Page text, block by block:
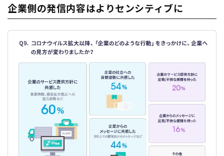
企業側の発信内容はよりセンシティブに